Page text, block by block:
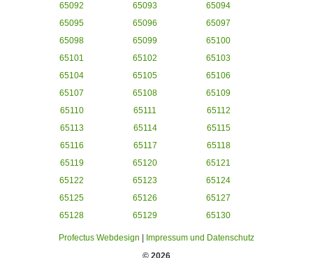
65092
65093
65094
65095
65096
65097
65098
65099
65100
65101
65102
65103
65104
65105
65106
65107
65108
65109
65110
65111
65112
65113
65114
65115
65116
65117
65118
65119
65120
65121
65122
65123
65124
65125
65126
65127
65128
65129 65130
Profectus Webdesign
Impressum und Datenschutz